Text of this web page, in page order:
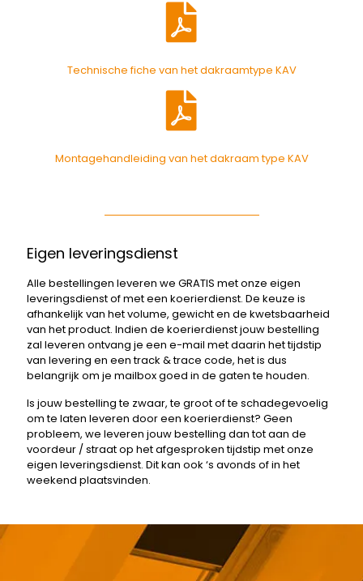
Technische fiche van het dakraamtype KAV
Montagehandleiding van het dakraam type KAV
Eigen leveringsdienst
Alle bestellingen leveren we GRATIS met onze eigen
leveringsdienst of met een koerierdienst. De keuze is
afhankelijk van het volume, gewicht en de kwetsbaarheid
van het product. Indien de koerierdienst jouw bestelling
zal leveren ontvang je een e-mail met daarin het tijdstip
van levering en een track & trace code, het is dus
belangrijk om je mailbox goed in de gaten te houden.
Is jouw bestelling te zwaar, te groot of te schadegevoelig
om te laten leveren door een koerierdienst? Geen
probleem, we leveren jouw bestelling dan tot aan de
voordeur / straat op het afgesproken tijdstip met onze
eigen leveringsdienst. Dit kan ook ‘s avonds of in het
weekend plaatsvinden.